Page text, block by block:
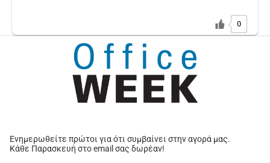
0
Ενημερωθείτε πρώτοι για ότι συμβαίνει στην αγορά μας.
Κάθε Παρασκευή στο email σας δωρέαν!